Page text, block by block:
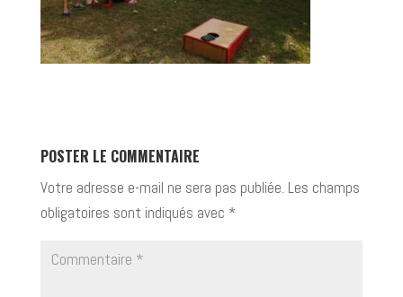
POSTER LE COMMENTAIRE
Votre adresse e-mail ne sera pas publiée. Les champs
obligatoires sont indiqués avec *